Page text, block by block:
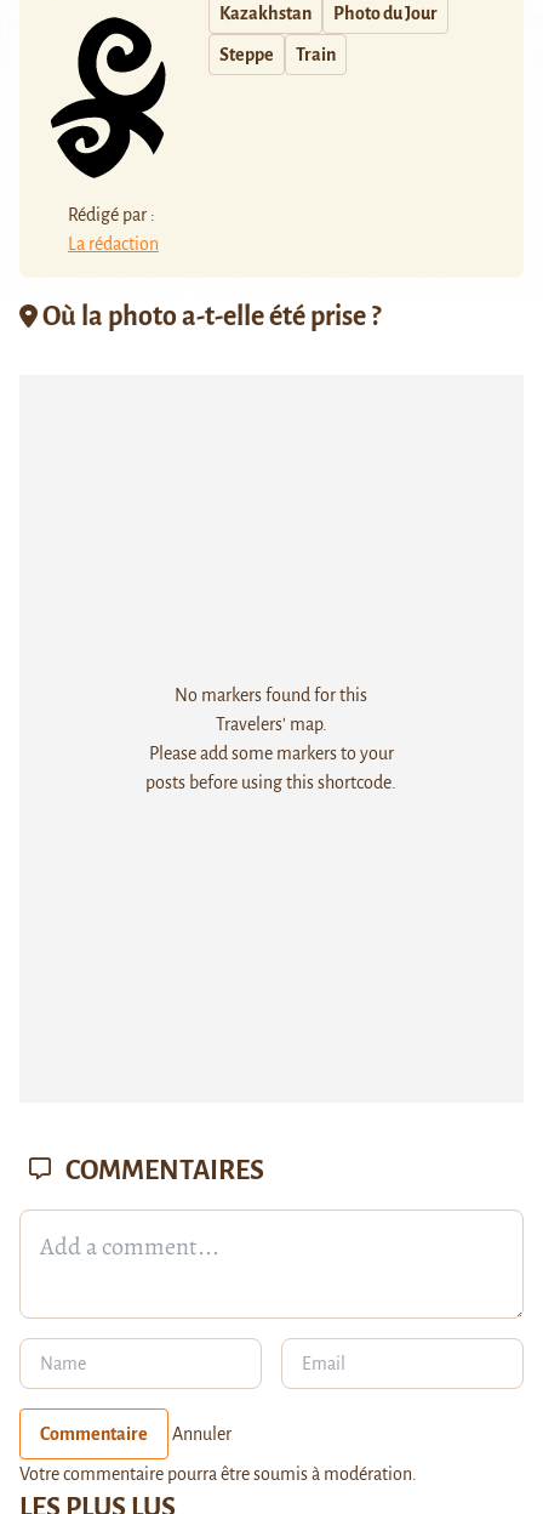
Rédigé par :
La rédaction
Kazakhstan Photo du Jour
Steppe Train
Où la photo a-t-elle été prise ?
No markers found for this
Travelers' map.
Please add some markers to your
posts before using this shortcode.
LES PLUS LUS
COMMENTAIRES
Commentaire Annuler
Votre commentaire pourra être soumis à modération.